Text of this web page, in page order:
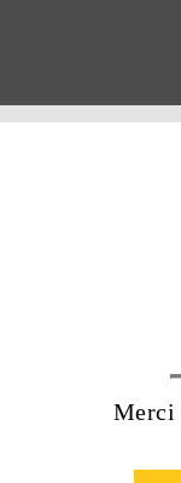
Merci
MOBILE